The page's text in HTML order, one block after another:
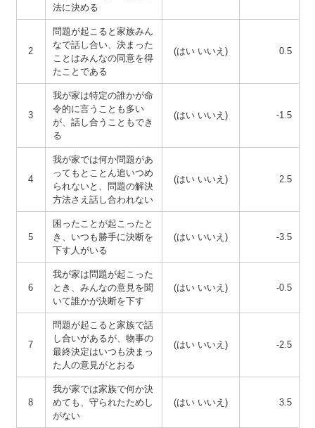
法に決める
2
問題が起こると家族みん
なで話し合い、決まった
ことはみんなの同意を得
たことである
(はい いいえ) 0.5
3
我が家は特定の誰かが命
令的に言うことも多い
が、話し合うこともでき
る
(はい いいえ) -1.5
4
我が家では何か問題があ
ってもとことん追いつめ
られないと、問題の解決
方法さえ話し合われない
(はい いいえ) 2.5
5
困ったことが起こったと
き、いつも勝手に決断を
下す人がいる
(はい いいえ) -3.5
6
我が家は問題が起こった
とき、みんなの意見を聞
いて誰かが決断を下す
(はい いいえ) -0.5
7
問題が起こると家族で話
し合いがあるが、物事の
最終決定はいつも決まっ
た人の意見がとおる
(はい いいえ) -2.5
8
我が家では家族で何か決
めても、守られたためし
がない
(はい いいえ) 3.5